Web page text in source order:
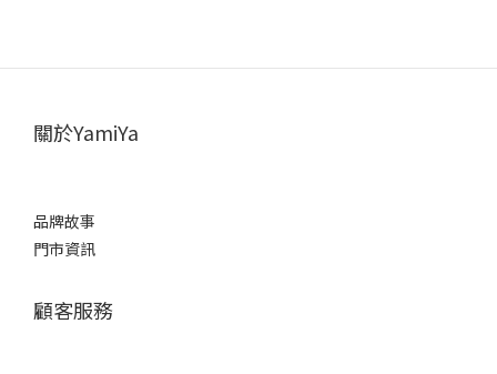
關於YamiYa
品牌故事
門市資訊
顧客服務